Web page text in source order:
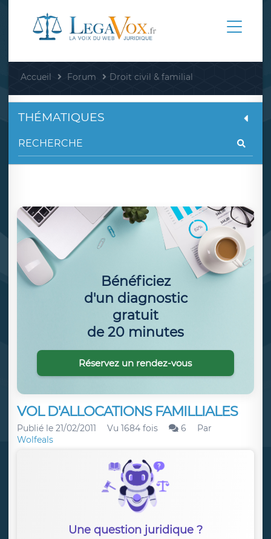
Accueil Forum Droit civil & familial
VOL D'ALLOCATIONS FAMILLIALES
Publié le 21/02/2011 Vu 1684 fois 6
Par
Wolfeals
Une question juridique ?
THÉMATIQUES
Bénéficiez
d'un diagnostic
gratuit
de 20 minutes
Réservez un rendez-vous